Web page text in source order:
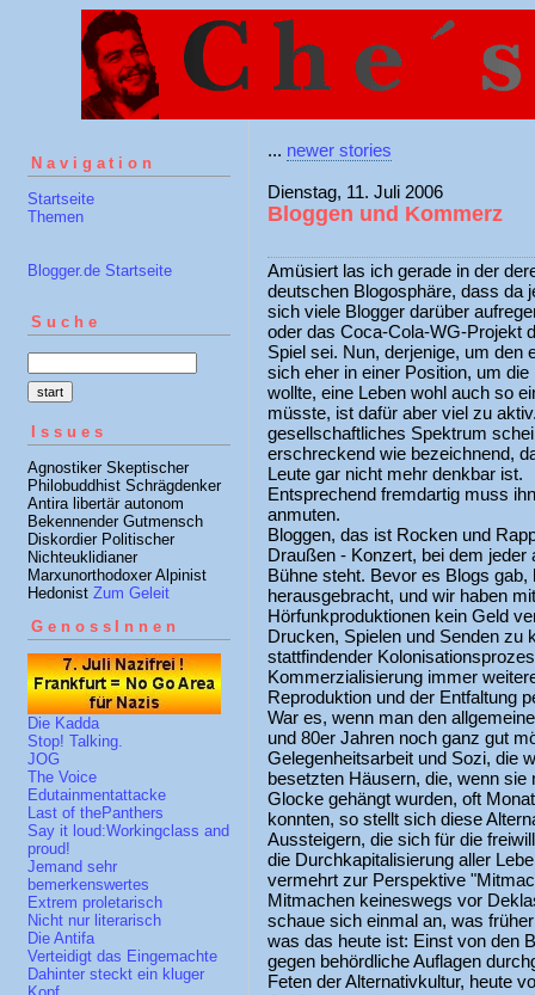
Navigation
Startseite
Themen
Blogger.de Startseite
Suche
Issues
Agnostiker Skeptischer
Philobuddhist Schrägdenker
Antira libertär autonom
Bekennender Gutmensch
Diskordier Politischer
Nichteuklidianer
Marxunorthodoxer Alpinist
Hedonist Zum Geleit
GenossInnen
Die Kadda
Stop! Talking.
JOG
The Voice
Edutainmentattacke
Last of thePanthers
Say it loud:Workingclass and
proud!
Jemand sehr
bemerkenswertes
Extrem proletarisch
Nicht nur literarisch
Die Antifa
Verteidigt das Eingemachte
Dahinter steckt ein kluger
... newer stories
Dienstag, 11. Juli 2006
Bloggen und Kommerz
Amüsiert las ich gerade in der
deutschen Blogosphäre, dass da
sich viele Blogger darüber
oder das Coca-Cola-WG-Projekt
Spiel sei. Nun, derjenige, um den
sich eher in einer Position, um
wollte, eine Leben wohl auch so
müsste, ist dafür aber viel zu
gesellschaftliches Spektrum
erschreckend wie bezeichnend,
Leute gar nicht mehr denkbar ist.
Entsprechend fremdartig muss
anmuten.
Bloggen, das ist Rocken und
Draußen - Konzert, bei dem
Bühne steht. Bevor es Blogs
herausgebracht, und wir haben
Hörfunkproduktionen kein Geld
Drucken, Spielen und Senden zu
stattfindender
Kommerzialisierung immer
Reproduktion und der Entfaltung
War es, wenn man den
und 80er Jahren noch ganz gut
Gelegenheitsarbeit und Sozi, die
besetzten Häusern, die, wenn
Glocke gehängt wurden, oft
konnten, so stellt sich diese
Aussteigern, die sich für die
die Durchkapitalisierung aller
vermehrt zur Perspektive
Mitmachen keineswegs vor
schaue sich einmal an, was
was das heute ist: Einst von den
gegen behördliche Auflagen
Feten der Alternativkultur, heute